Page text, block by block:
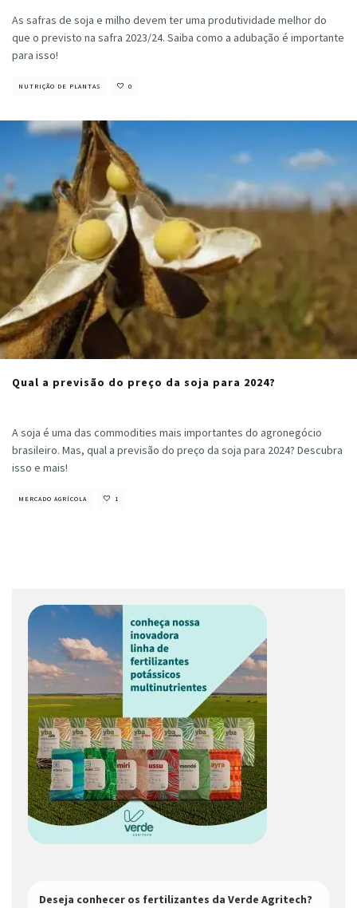
As safras de soja e milho devem ter uma produtividade melhor do
que o previsto na safra 2023/24. Saiba como a adubação é importante
para isso!
NUTRIÇÃO DE PLANTAS 0
Qual a previsão do preço da soja para 2024?
A soja é uma das commodities mais importantes do agronegócio
brasileiro. Mas, qual a previsão do preço da soja para 2024? Descubra
isso e mais!
MERCADO AGRÍCOLA 1
Deseja conhecer os fertilizantes da Verde Agritech?